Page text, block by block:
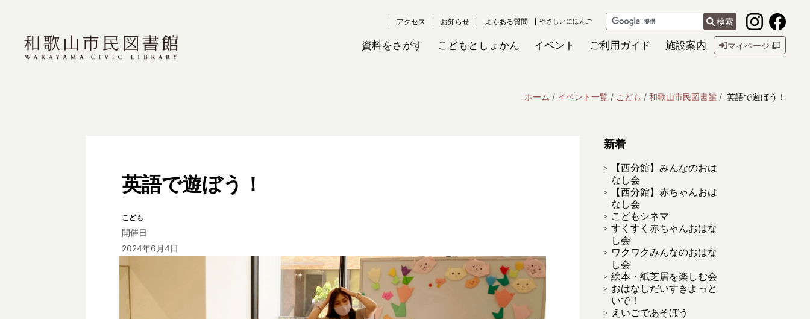
アクセス お知らせ よくある質問 やさしいにほんご 検索
資料をさがす こどもとしょかん イベント ご利用ガイド 施設案内 マイページ
ホーム イベント一覧 こども 和歌山市民図書館 英語で遊ぼう！
英語で遊ぼう！
こども
開催日
2024年6月4日
新着
【西分館】みんなのおは
なし会
【西分館】赤ちゃんおは
なし会
こどもシネマ
すくすく赤ちゃんおはな
し会
ワクワクみんなのおはな
し会
絵本・紙芝居を楽しむ会
おはなしだいすきよっと
いで！
えいごであそぼう